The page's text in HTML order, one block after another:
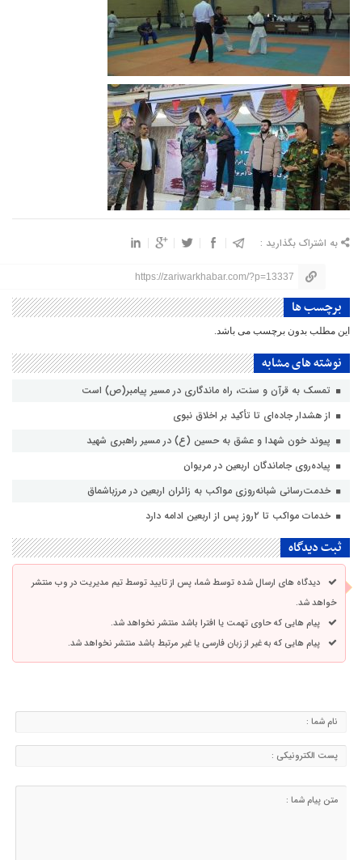
به اشتراک بگذارید :
https://zariwarkhabar.com/?p=13337
برچسب ها
این مطلب بدون برچسب می باشد.
نوشته های مشابه
تمسک به قرآن و سنت، راه ماندگاری در مسیر پیامبر(ص) است
از هشدار جاده‌ای تا تأکید بر اخلاق نبوی
پیوند خون شهدا و عشق به حسین (ع) در مسیر راهبری شهید
پیاده‌روی جاماندگان اربعین در مریوان
خدمت‌رسانی شبانه‌روزی مواکب به زائران اربعین در مرزباشماق
خدمات مواکب تا ۲روز پس از اربعین ادامه دارد
ثبت دیدگاه
دیدگاه های ارسال شده توسط شما، پس از تایید توسط تیم مدیریت در وب منتشر
خواهد شد.
پیام هایی که حاوی تهمت یا افترا باشد منتشر نخواهد شد.
پیام هایی که به غیر از زبان فارسی یا غیر مرتبط باشد منتشر نخواهد شد.